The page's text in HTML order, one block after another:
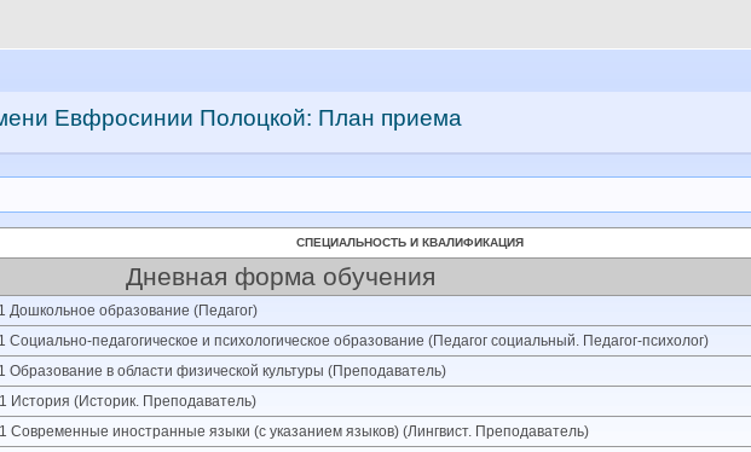
Евфросинии Полоцкой: План приема
CПЕЦИАЛЬНОСТЬ И КВАЛИФИКАЦИЯ
Дневная форма обучения
Дошкольное образование (Педагог)
Социально-педагогическое и психологическое образование (Педагог социальный. Педагог-психолог)
Образование в области физической культуры (Преподаватель)
История (Историк. Преподаватель)
Современные иностранные языки (с указанием языков) (Лингвист. Преподаватель)